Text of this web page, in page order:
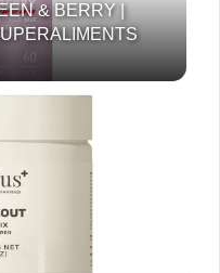
& BERRY |